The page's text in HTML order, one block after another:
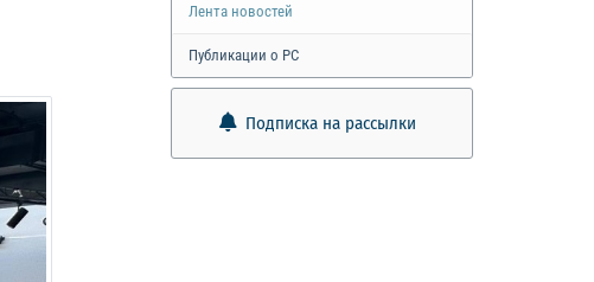
Лента новостей
Публикации о РС
Подписка на рассылки